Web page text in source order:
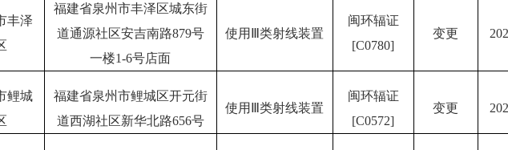
丰泽
福建省泉州市丰泽区城东街
道通源社区安吉南路879号
一楼1-6号店面
使用Ⅲ类射线装置
闽环辐证
[C0780]
变更
鲤城
福建省泉州市鲤城区开元街
道西湖社区新华北路656号
使用Ⅲ类射线装置
闽环辐证
[C0572]
变更